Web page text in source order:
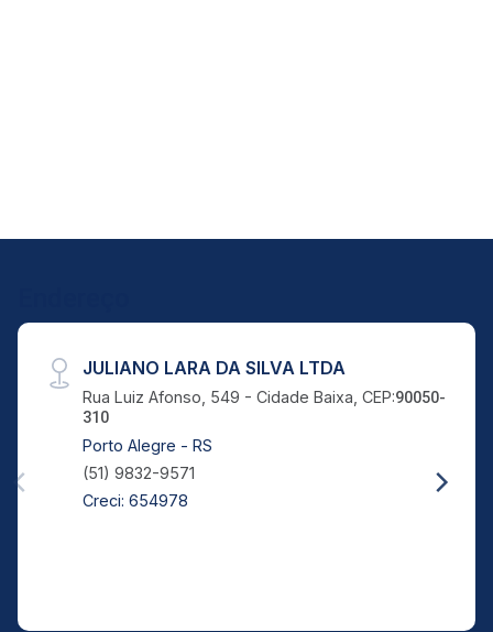
JULIANO LARA DA SILVA LTDA
Rua Luiz Afonso, 549 - Cidade Baixa, CEP:90050-
310
Porto Alegre - RS
(51) 9832-9571
Creci: 654978